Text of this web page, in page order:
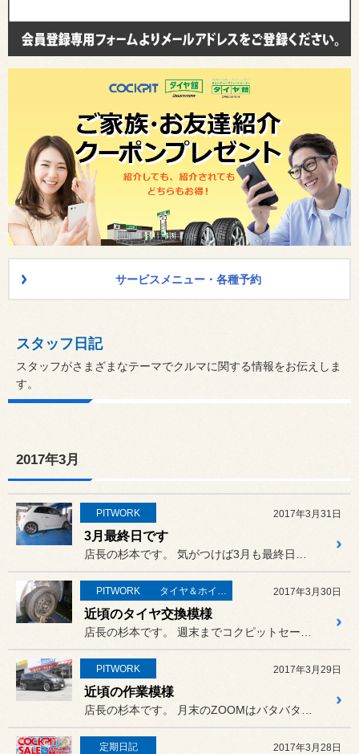
サービスメニュー・各種予約
スタッフ日記
スタッフがさまざまなテーマでクルマに関する情報をお伝えしま
す。
2017年3月
PITWORK 2017年3月31日
3月最終日です
PITWORK タイヤ＆ホイール 2017年3月30日
近頃のタイヤ交換模様
PITWORK 2017年3月29日
近頃の作業模様
定期日記 2017年3月28日